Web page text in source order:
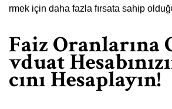
rmek için daha fazla fırsata sahip
Faiz Oranlarına
vduat
cını Hesaplayın!